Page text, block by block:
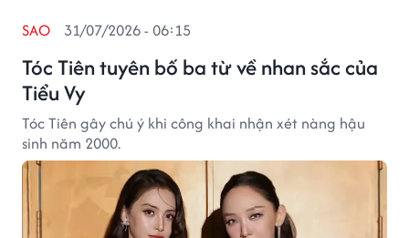
Tóc Tiên tuyên bố ba từ về nhan sắc của
Tiểu Vy
SAO 31/07/2026 - 06:15
Tóc Tiên gây chú ý khi công khai nhận xét nàng hậu
sinh năm 2000.